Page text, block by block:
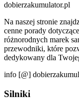
dobierzakumulator.pl
Na naszej stronie
cenne porady
różnorodnych marek
przewodniki, które
dedykowany dla
info [@]
Silniki